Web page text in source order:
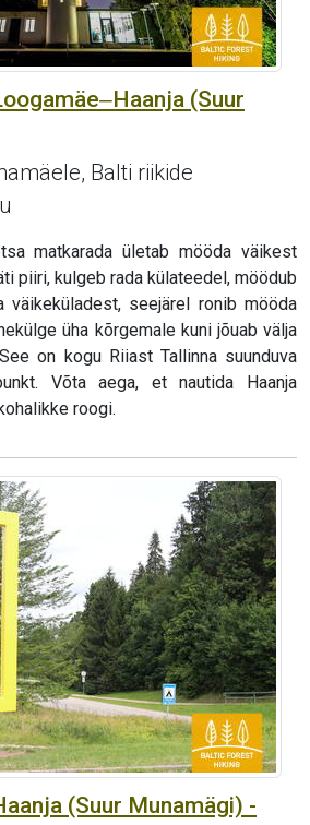
(Suur
Balti riikide
matkarada ületab mööda väikest
piiri, kulgeb rada külateedel, möödub
väikeküladest, seejärel ronib mööda
üha kõrgemale kuni jõuab välja
on kogu Riiast Tallinna suunduva
Võta aega, et nautida Haanja
roogi.
(Suur Munamägi) -